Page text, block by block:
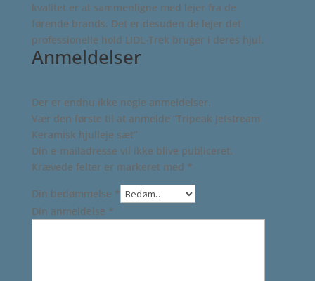
kvalitet er at sammenligne med lejer fra de
førende brands. Det er desuden de lejer det
professionelle hold LIDL-Trek bruger i deres hjul.
Anmeldelser
Der er endnu ikke nogle anmeldelser.
Vær den første til at anmelde “Tripeak Jetstream
Keramisk hjulleje sæt”
Din e-mailadresse vil ikke blive publiceret.
Krævede felter er markeret med *
Din bedømmelse *
Din anmeldelse *